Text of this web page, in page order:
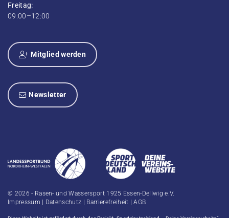
Freitag:
09:00–12:00
Mitglied werden
Newsletter
© 2026 - Rasen- und Wassersport 1925 Essen-Dellwig e.V.
Impressum
Datenschutz Barrierefreiheit |AGB